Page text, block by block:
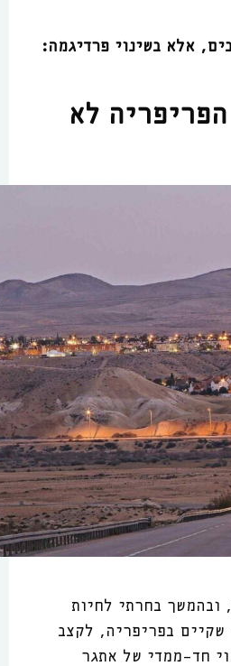
אלא בשינוי פרדיגמה:
לא
ובהמשך בחרתי לחיות
שקיים בפריפריה, לקצב
חד-ממדי של אתגר